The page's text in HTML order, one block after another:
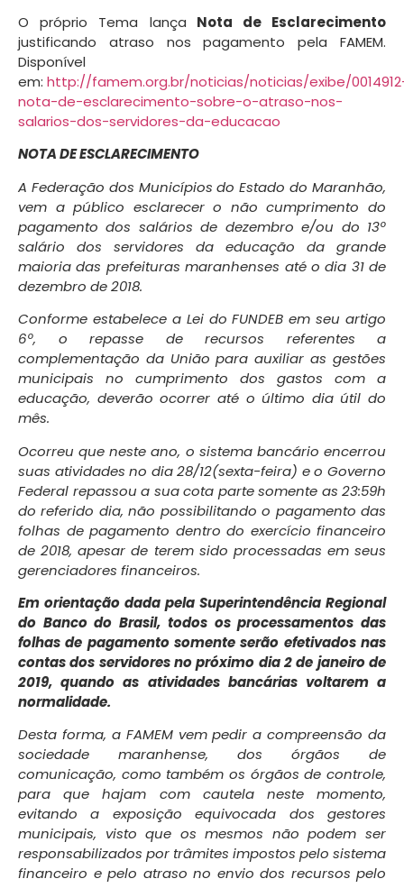
O próprio Tema lança Nota de Esclarecimento
justificando atraso nos pagamento pela FAMEM.
Disponível
em: http://famem.org.br/noticias/noticias/exibe/
nota-de-esclarecimento-sobre-o-atraso-nos-
salarios-dos-servidores-da-educacao
NOTA DE ESCLARECIMENTO
A Federação dos Municípios do Estado do Maranhão,
vem a público esclarecer o não cumprimento do
pagamento dos salários de dezembro e/ou do 13º
salário dos servidores da educação da grande
maioria das prefeituras maranhenses até o dia 31 de
dezembro de 2018.
Conforme estabelece a Lei do FUNDEB em seu artigo
6º, o repasse de recursos referentes a
complementação da União para auxiliar as gestões
municipais no cumprimento dos gastos com a
educação, deverão ocorrer até o último dia útil do
mês.
Ocorreu que neste ano, o sistema bancário encerrou
suas atividades no dia 28/12(sexta-feira) e o Governo
Federal repassou a sua cota parte somente as 23:59h
do referido dia, não possibilitando o pagamento das
folhas de pagamento dentro do exercício financeiro
de 2018, apesar de terem sido processadas em seus
gerenciadores financeiros.
Em orientação dada pela Superintendência Regional
do Banco do Brasil, todos os processamentos das
folhas de pagamento somente serão efetivados nas
contas dos servidores no próximo dia 2 de janeiro de
2019, quando as atividades bancárias voltarem a
normalidade.
Desta forma, a FAMEM vem pedir a compreensão da
sociedade maranhense, dos órgãos de
comunicação, como também os órgãos de controle,
para que hajam com cautela neste momento,
evitando a exposição equivocada dos gestores
municipais, visto que os mesmos não podem ser
responsabilizados por trâmites impostos pelo sistema
financeiro e pelo atraso no envio dos recursos pelo